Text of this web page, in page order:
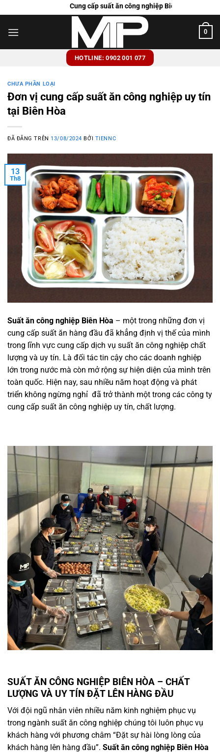
đến
nội
Cung cấp suất ăn công nghiệp Biên Hòa
0
HOTLINE: 0902 001 077
CHƯA PHẦN LOẠI
Đơn vị cung cấp suất ăn công nghiệp uy tín
tại Biên Hòa
ĐÃ ĐĂNG TRÊN 13/08/2024 BỞI TIENNC
13
Th8
Suất ăn công nghiệp Biên Hòa – một trong những đơn vị
cung cấp suất ăn hàng đầu đã khẳng định vị thế của mình
trong lĩnh vực cung cấp dịch vụ suất ăn công nghiệp chất
lượng và uy tín. Là đối tác tin cậy cho các doanh nghiệp
lớn trong nước mà còn mở rộng sự hiện diện của mình trên
toàn quốc. Hiện nay, sau nhiều năm hoạt động và phát
triển không ngừng nghỉ đã trở thành một trong các công ty
cung cấp suất ăn công nghiệp uy tín, chất lượng.
SUẤT ĂN CÔNG NGHIỆP BIÊN HÒA – CHẤT
LƯỢNG VÀ UY TÍN ĐẶT LÊN HÀNG ĐẦU
Với đội ngũ nhân viên nhiều năm kinh nghiệm phục vụ
trong ngành suất ăn công nghiệp chúng tôi luôn phục vụ
khách hàng với phương châm “Đặt sự hài lòng lòng của
khách hàng lên hàng đầu”. Suất ăn công nghiệp Biên Hòa